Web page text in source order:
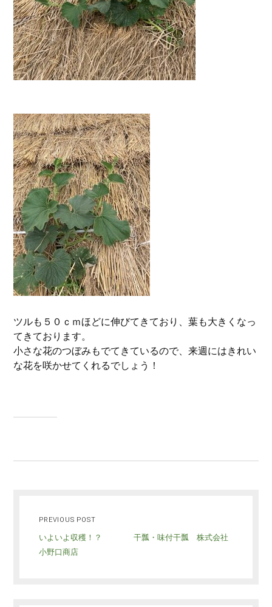
ツルも５０ｃｍほどに伸びてきており、葉も大きくなっ
てきております。
小さな花のつぼみもでてきているので、来週にはきれい
な花を咲かせてくれるでしょう！
PREVIOUS POST
いよいよ収穫！？ 干瓢・味付干瓢 株式会社
小野口商店